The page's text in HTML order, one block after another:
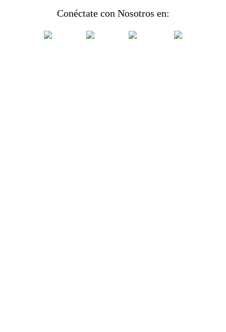
Conéctate con Nosotros en: